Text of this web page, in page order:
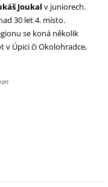
Joukal v juniorech.
30 let 4. místo.
se koná několik
v Úpici či Okolohradce,